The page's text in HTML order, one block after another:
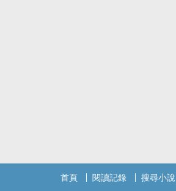
首頁 閱讀記錄 搜尋小說